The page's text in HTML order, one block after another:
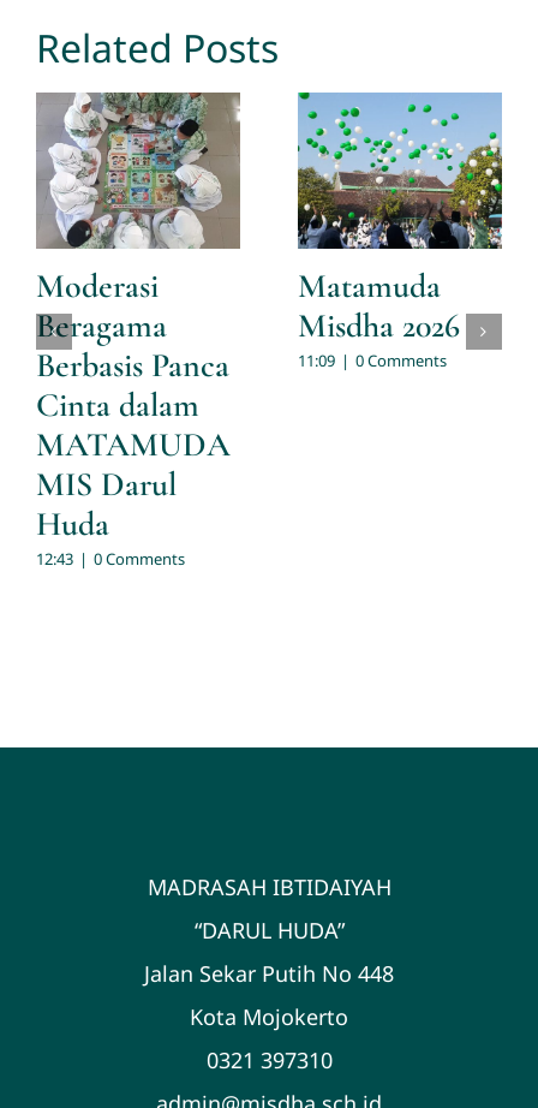
Related Posts
Moderasi
Beragama
Berbasis Panca
Cinta dalam
MATAMUDA
MIS Darul
Huda
12:43 | 0 Comments
Matamuda
Misdha 2026
11:09 | 0 Comments
MADRASAH IBTIDAIYAH
“DARUL HUDA”
Jalan Sekar Putih No 448
Kota Mojokerto
0321 397310